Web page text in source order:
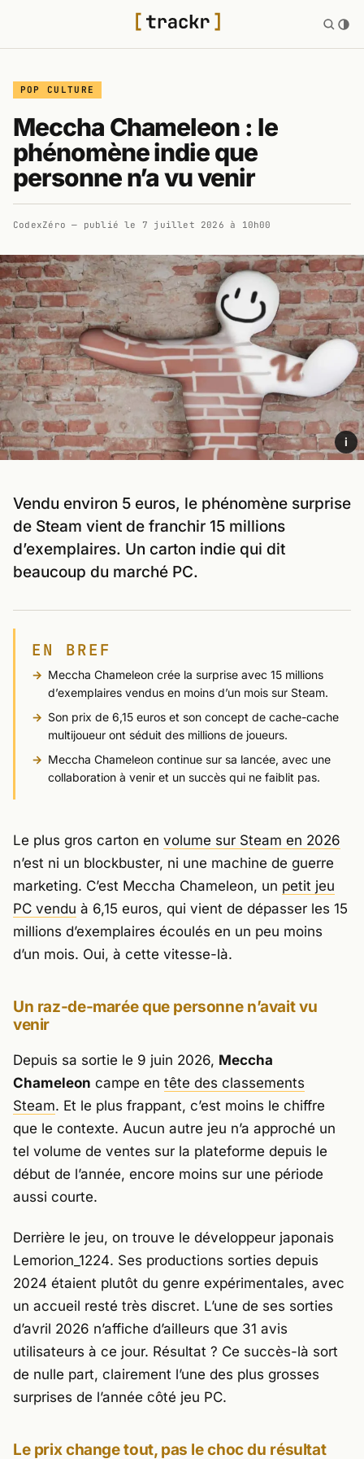
POP CULTURE
Meccha Chameleon : le
phénomène indie que
personne n’a vu venir
CodexZéro — publié le 7 juillet 2026 à 10h00
i
Vendu environ 5 euros, le phénomène surprise
de Steam vient de franchir 15 millions
d’exemplaires. Un carton indie qui dit
beaucoup du marché PC.
EN BREF
Meccha Chameleon crée la surprise avec 15 millions
d’exemplaires vendus en moins d’un mois sur Steam.
Son prix de 6,15 euros et son concept de cache-cache
multijoueur ont séduit des millions de joueurs.
Meccha Chameleon continue sur sa lancée, avec une
collaboration à venir et un succès qui ne faiblit pas.
Le plus gros carton en volume sur Steam en 2026
n’est ni un blockbuster, ni une machine de guerre
marketing. C’est Meccha Chameleon, un petit jeu
PC vendu à 6,15 euros, qui vient de dépasser les 15
millions d’exemplaires écoulés en un peu moins
d’un mois. Oui, à cette vitesse-là.
Un raz-de-marée que personne n’avait vu
venir
Depuis sa sortie le 9 juin 2026, Meccha
Chameleon campe en tête des classements
Steam. Et le plus frappant, c’est moins le chiffre
que le contexte. Aucun autre jeu n’a approché un
tel volume de ventes sur la plateforme depuis le
début de l’année, encore moins sur une période
aussi courte.
Derrière le jeu, on trouve le développeur japonais
Lemorion_1224. Ses productions sorties depuis
2024 étaient plutôt du genre expérimentales, avec
un accueil resté très discret. L’une de ses sorties
d’avril 2026 n’affiche d’ailleurs que 31 avis
utilisateurs à ce jour. Résultat ? Ce succès-là sort
de nulle part, clairement l’une des plus grosses
surprises de l’année côté jeu PC.
Le prix change tout, pas le choc du résultat